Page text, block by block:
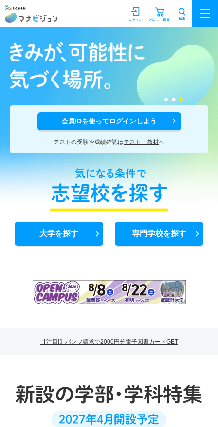
マナビジョン パンフ・願書
ログイン 検索
会員IDを使ってログインしよう
テストの受験や成績確認はテスト・教材へ
大学を探す 専門学校を探す
【注目!】パンフ請求で2000円分電子図書カードGET